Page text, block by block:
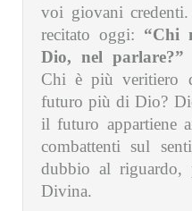
voi giovani credenti.
recitato oggi: “Chi
Dio, nel parlare?”
Chi è più veritiero
futuro più di Dio?
il futuro appartiene
combattenti sul
dubbio al riguardo,
Divina.